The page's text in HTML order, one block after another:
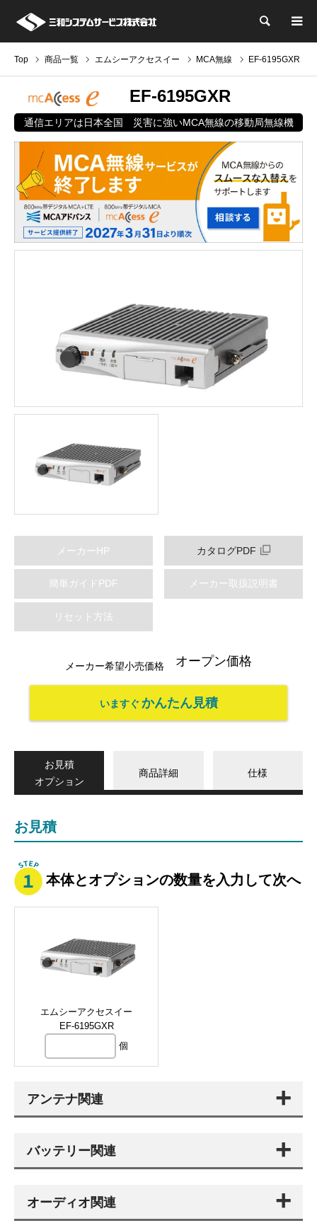
検索
Top 商品一覧 エムシーアクセスイー MCA無線 EF-6195GXR
EF-6195GXR
通信エリアは日本全国 災害に強いMCA無線の移動局無線機
メーカーHP カタログPDF
簡単ガイドPDF メーカー取扱説明書
リセット方法
メーカー希望小売価格 オープン価格
いますぐ かんたん見積
お見積
オプション
商品詳細 仕様
お見積
本体とオプションの数量を入力して次へ
エムシーアクセスイー
EF-6195GXR
個
アンテナ関連
バッテリー関連
オーディオ関連